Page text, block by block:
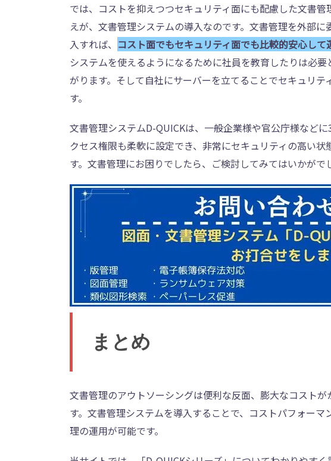
では、コストを抑えつつセキュリティ面にも配慮した文書
えが、文書管理システムの導入なのです。文書管理を外部
入すれば、 コスト面でもセキュリティ面でも比較的安心して
システムを使えるようになるために社員を教育したりは必
がります。そして自社にサーバーを立てることでセキュリ
す。
文書管理システムD-QUICKは、一般企業様や官公庁様など
クセス権限も柔軟に設定でき、非常にセキュリティの高い
す。文書管理にお困りでしたら、ご検討してみてはいかがで
まとめ
文書管理のアウトソーシングは便利な反面、膨大なコスト
す。文書管理システムを導入することで、コストパフォー
理の運用が可能です。